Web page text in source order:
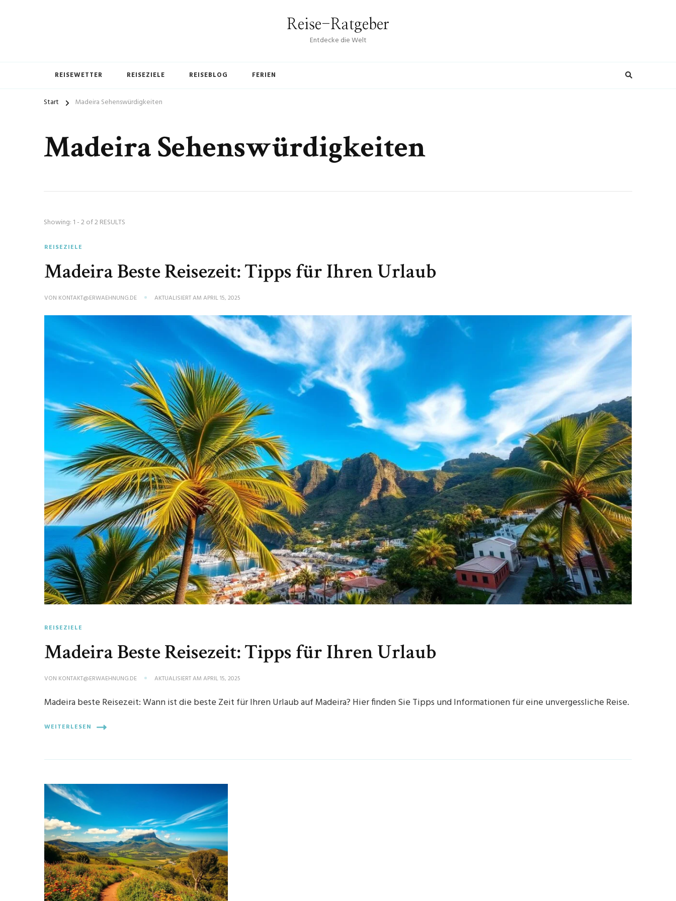
Reise-Ratgeber
Entdecke die Welt
REISEWETTER REISEZIELE REISEBLOG FERIEN
Start Madeira Sehenswürdigkeiten
Madeira Sehenswürdigkeiten
Showing: 1 - 2 of 2 RESULTS
REISEZIELE
Madeira Beste Reisezeit: Tipps für Ihren Urlaub
VON KONTAKT@ERWAEHNUNG.DE AKTUALISIERT AM APRIL 15, 2025
REISEZIELE
Madeira Beste Reisezeit: Tipps für Ihren Urlaub
VON KONTAKT@ERWAEHNUNG.DE AKTUALISIERT AM APRIL 15, 2025
Madeira beste Reisezeit: Wann ist die beste Zeit für Ihren Urlaub auf Madeira? Hier finden Sie Tipps und Informationen für eine unvergessliche Reise.
WEITERLESEN